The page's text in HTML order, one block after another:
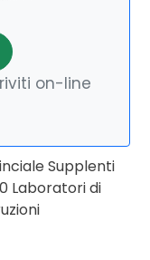
on-line
Supplenti
Laboratori di